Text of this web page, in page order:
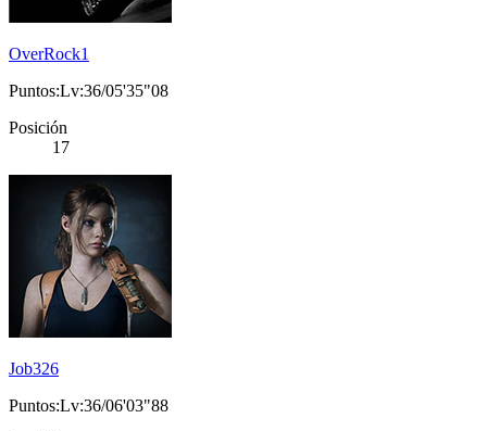
OverRock1
Puntos:Lv:36/05'35"08
Posición
17
Job326
Puntos:Lv:36/06'03"88